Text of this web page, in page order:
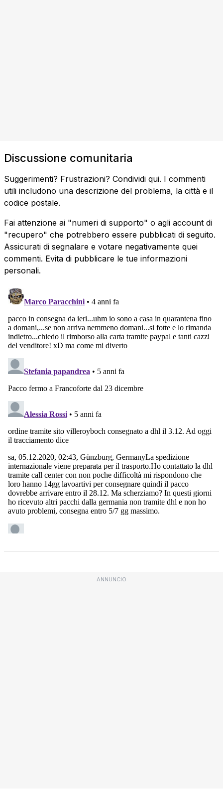
Discussione comunitaria
Suggerimenti? Frustrazioni? Condividi qui. I commenti
utili includono una descrizione del problema, la città e il
codice postale.
Fai attenzione ai "numeri di supporto" o agli account di
"recupero" che potrebbero essere pubblicati di seguito.
Assicurati di segnalare e votare negativamente quei
commenti. Evita di pubblicare le tue informazioni
personali.
ANNUNCIO